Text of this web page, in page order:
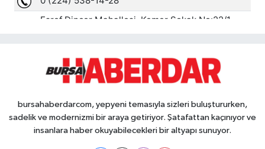
bursahaberdarcom, yepyeni temasıyla sizleri buluştururken,
sadelik ve modernizmi bir araya getiriyor. Şatafattan kaçınıyor ve
insanlara haber okuyabilecekleri bir altyapı sunuyor.